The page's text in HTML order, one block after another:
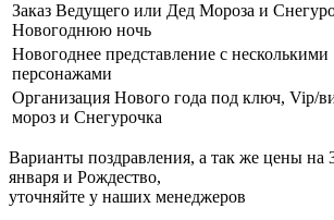
Заказ Ведущего или Дед Мороза и
Новогоднюю ночь
Новогоднее представление с несколькими
персонажами
Организация Нового года под ключ, Vip/
мороз и Снегурочка
Варианты поздравления, а так же цены на
января и Рождество,
уточняйте у наших менеджеров